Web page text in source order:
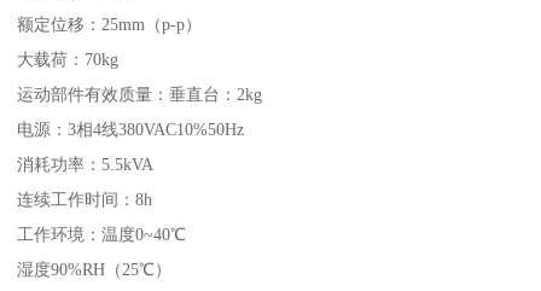
额定位移：25mm（p-p）
大载荷：70kg
运动部件有效质量：垂直台：2kg
电源：3相4线380VAC10%50Hz
消耗功率：5.5kVA
连续工作时间：8h
工作环境：温度0~40℃
湿度90%RH（25℃）